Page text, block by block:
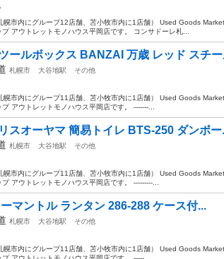
幌市内にグループ12店舗、苫小牧市内に1店舗） Used Goods
アウトレットモノハウス平岡店です。 コンサドーレ札...
ールボックス BANZAI 万歳 レッド スチー
札幌市 大谷地駅
その他
幌市内にグループ11店舗、苫小牧市内に1店舗） Used Goods
アウトレットモノハウス平岡店です。 -------...
スオーヤマ 簡易トイレ BTS-250 ダンボー
札幌市 大谷地駅
その他
幌市内にグループ11店舗、苫小牧市内に1店舗） Used Goods
アウトレットモノハウス平岡店です。 ---------...
マントル ランタン 286-288 ケース付...
札幌市 大谷地駅
その他
幌市内にグループ11店舗、苫小牧市内に1店舗） Used Goods